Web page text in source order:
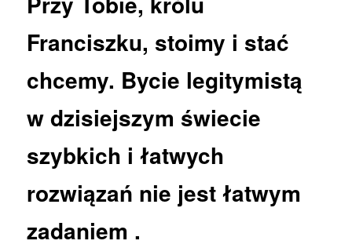
Franciszku, stoimy i stać
chcemy. Bycie legitymistą
w dzisiejszym świecie
szybkich i łatwych
rozwiązań nie jest łatwym
zadaniem .